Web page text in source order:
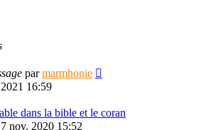
parmarmhonie
16:59
dans la bible et le coran
nov. 2020 15:52